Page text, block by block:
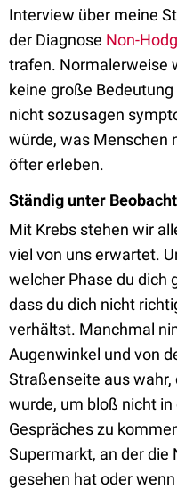
Interview über meine
der Diagnose Non-
trafen. Normalerweise
keine große
nicht sozusagen
würde, was Menschen
öfter erleben.
Ständig unter
Mit Krebs stehen wir
viel von uns erwartet.
welcher Phase du dich
dass du dich nicht
verhältst. Manchmal
Augenwinkel und von
Straßenseite aus
wurde, um bloß nicht
Gespräches zu
Supermarkt, an der die
gesehen hat oder